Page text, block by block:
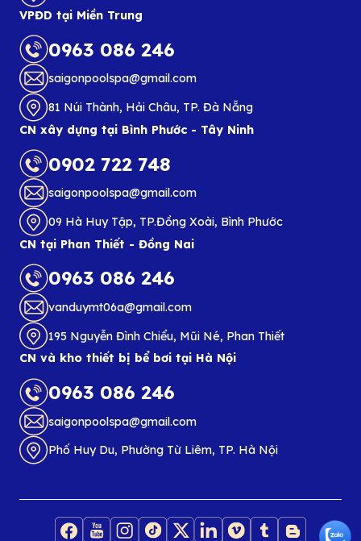
VPĐD tại Miền Trung
0963 086 246
saigonpoolspa@gmail.com
81 Núi Thành, Hải Châu, TP. Đà Nẵng
CN xây dựng tại Bình Phước - Tây Ninh
0902 722 748
saigonpoolspa@gmail.com
09 Hà Huy Tập, TP.Đồng Xoài, Bình Phước
CN tại Phan Thiết - Đồng Nai
0963 086 246
vanduymt06a@gmail.com
195 Nguyễn Đình Chiểu, Mũi Né, Phan Thiết
CN và kho thiết bị bể bơi tại Hà Nội
0963 086 246
saigonpoolspa@gmail.com
Phố Huy Du, Phường Từ Liêm, TP. Hà Nội